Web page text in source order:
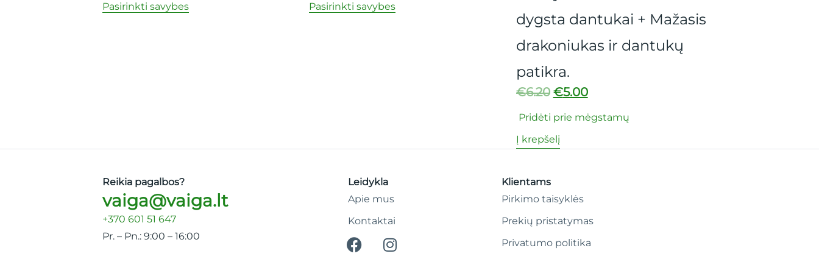
Pasirinkti savybes
dygsta dantukai + Mažasis
drakoniukas ir dantukų
€6.50
Pridėti prie mėgstamų
Reikia pagalbos?
vaiga@vaiga.lt
+370 601 51 647
Pr. – Pn.: 9:00 – 16:00
Leidykla
Apie mus
Kontaktai
Klientams
Pirkimo taisyklės
Prekių pristatymas
Privatumo politika